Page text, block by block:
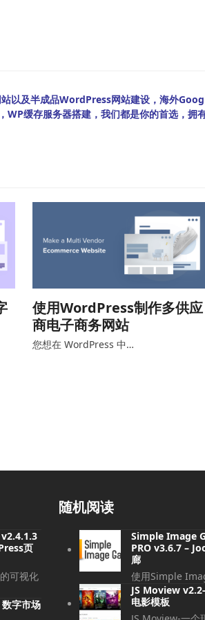
以及半成品WordPress网站建设，海外
缓存服务器搭建，我们都是你的首选，拥
使用WordPress制作多供应
商电子商务网站
您想在 WordPress 中…
页
可视化
字市场
随机阅读
Simple Image
PRO v3.6.7 –
廊
使用Simple
JS Moview
电影模板